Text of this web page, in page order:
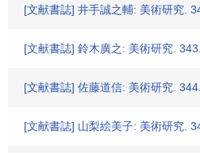
[文献書誌] 井手誠之輔: 美術研究.
[文献書誌] 鈴木廣之: 美術研究.
[文献書誌] 佐藤道信: 美術研究.
[文献書誌] 山梨絵美子: 美術研究.